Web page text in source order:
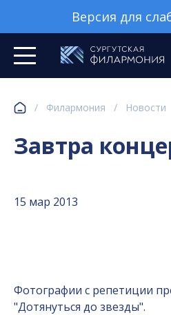
Версия для
/ Филармония / Новости
Завтра
15 мар 2013
Фотографии с репетиции
"Дотянуться до звезды".